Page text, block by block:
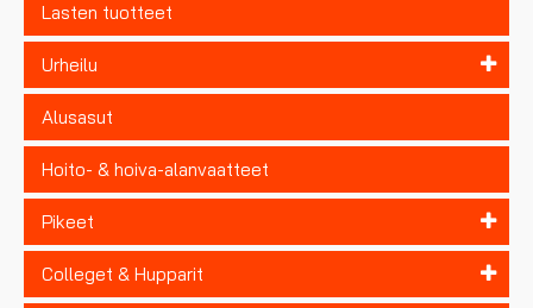
Lasten tuotteet
Urheilu
Alusasut
Hoito- & hoiva-alanvaatteet
Pikeet
Colleget & Hupparit